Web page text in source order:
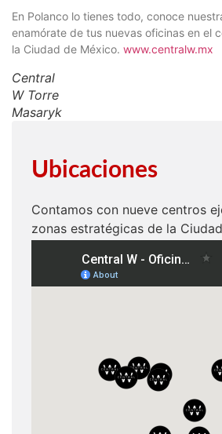
En Polanco lo tienes todo, conoce
enamórate de tus nuevas oficinas en el
la Ciudad de México. www.centralw.mx
Central
W Torre
Masaryk
Ubicaciones
Contamos con nueve centros
zonas estratégicas de la